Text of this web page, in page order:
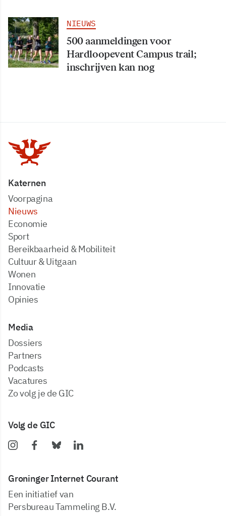
NIEUWS
500 aanmeldingen voor
Hardloopevent Campus trail;
inschrijven kan nog
Katernen
Voorpagina
Nieuws
Economie
Sport
Bereikbaarheid & Mobiliteit
Cultuur & Uitgaan
Wonen
Innovatie
Opinies
Media
dossiers
partners
podcasts
vacatures
zo volg je de GIC
Volg de GIC
Groninger Internet Courant
Een initiatief van
Persbureau Tammeling B.V.